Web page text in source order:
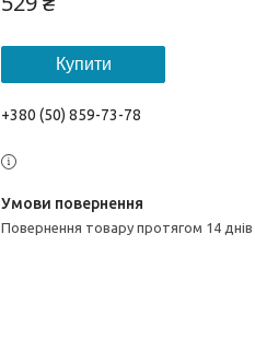
Купити
+380 (50) 859-73-78
повернення товару протягом 14 днів